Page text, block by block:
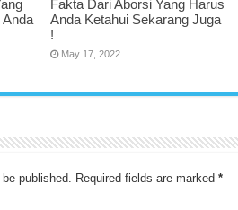
Fakta Dari Aborsi Yang Harus
Anda Ketahui Sekarang Juga
!
May 17, 2022
published. Required fields are marked *